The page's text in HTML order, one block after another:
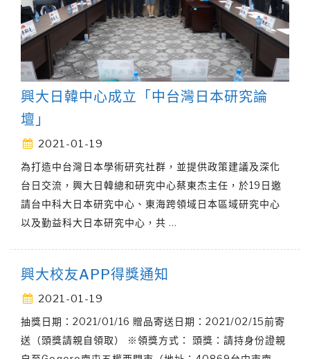
興大日韓中心成立「中台灣日本研究論
壇」
2021-01-19
為打造中台灣日本學術研究社群，並提供政策建議及深化
台日交流，興大日韓總和研究中心蔡東杰主任，於19日邀
請台中科大日本研究中心、東海跨領域日本區域研究中心
以及勤益科大日本研究中心，共 …
興大校友APP得獎通知
2021-01-19
抽獎日期：2021/01/16 贈品寄送日期：2021/02/15前寄
送（頭獎請親自領取） ※領獎方式： 頭獎：請持身份證親